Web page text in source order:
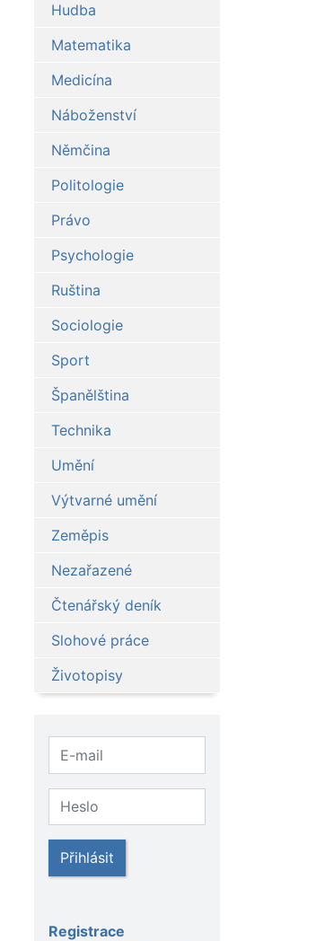
Hudba
Matematika
Medicína
Náboženství
Němčina
Politologie
Právo
Psychologie
Ruština
Sociologie
Sport
Španělština
Technika
Umění
Výtvarné umění
Zeměpis
Nezařazené
Čtenářský deník
Slohové práce
Životopisy
Přihlásit
Registrace